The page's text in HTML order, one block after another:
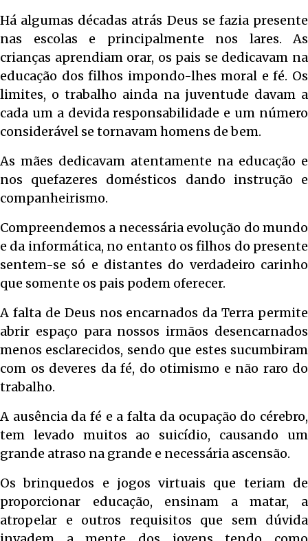
Há algumas décadas atrás Deus se fazia presente
nas escolas e principalmente nos lares. As
crianças aprendiam orar, os pais se dedicavam na
educação dos filhos impondo-lhes moral e fé. Os
limites, o trabalho ainda na juventude davam a
cada um a devida responsabilidade e um número
considerável se tornavam homens de bem.
As mães dedicavam atentamente na educação e
nos quefazeres domésticos dando instrução e
companheirismo.
Compreendemos a necessária evolução do mundo
e da informática, no entanto os filhos do presente
sentem-se só e distantes do verdadeiro carinho
que somente os pais podem oferecer.
A falta de Deus nos encarnados da Terra permite
abrir espaço para nossos irmãos desencarnados
menos esclarecidos, sendo que estes sucumbiram
com os deveres da fé, do otimismo e não raro do
trabalho.
A ausência da fé e a falta da ocupação do cérebro,
tem levado muitos ao suicídio, causando um
grande atraso na grande e necessária ascensão.
Os brinquedos e jogos virtuais que teriam de
proporcionar educação, ensinam a matar, a
atropelar e outros requisitos que sem dúvida